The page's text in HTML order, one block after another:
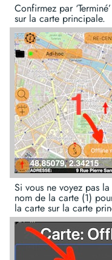
Confirmez par
sur la carte principale.
Si vous ne voyez pas
nom de la carte (1)
la carte sur la carte